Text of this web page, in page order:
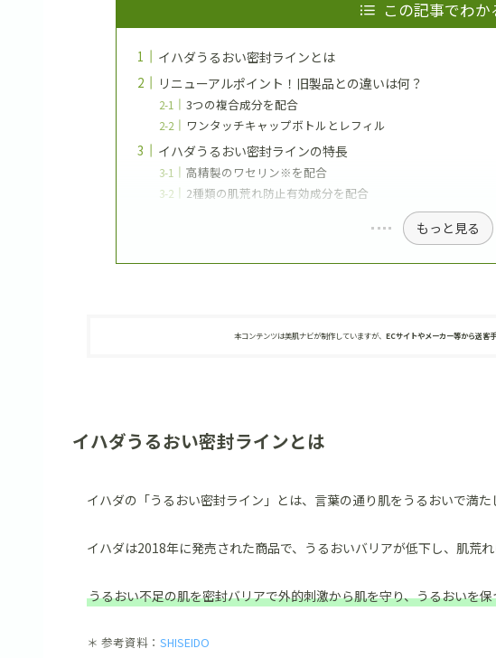
この記事でわか
イハダうるおい密封ラインとは
リニューアルポイント！旧製品との違いは何？
3つの複合成分を配合
ワンタッチキャップボトルとレフィル
イハダうるおい密封ラインの特長
高精製のワセリン※を配合
2種類の肌荒れ防止有効成分を配合
もっと見る
本コンテンツは美肌ナビが制作していますが、 ECサイトやメーカー等から送客
イハダうるおい密封ラインとは
イハダの「うるおい密封ライン」とは、言葉の通り肌をうるおいで満
イハダは2018年に発売された商品で、うるおいバリアが低下し、肌荒
うるおい不足の肌を密封バリアで外的刺激から肌を守り、うるおいを
＊ 参考資料： SHISEIDO